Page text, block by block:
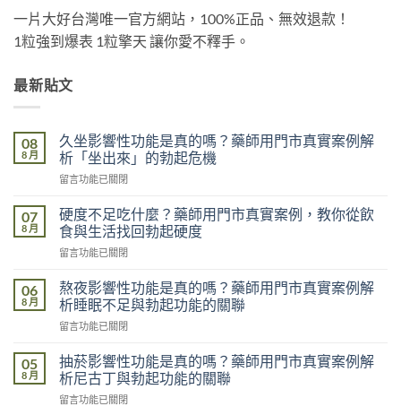
一片大好台灣唯一官方網站，100%正品、無效退款！
1粒強到爆表 1粒擎天 讓你愛不釋手。
最新貼文
08
8 月
久坐影響性功能是真的嗎？藥師用門市真實案例解
析「坐出來」的勃起危機
在
坐
影
響
性
能
是
真
的
藥
師
門
留言功能已關閉
07
8 月
硬度不足吃什麼？藥師用門市真實案例，教你從飲
食與生活找回勃起硬度
在
度
不
足
吃
麼？
藥
師
用
留言功能已關閉
06
8 月
熬夜影響性功能是真的嗎？藥師用門市真實案例解
析睡眠不足與勃起功能的關聯
在
夜
影
響
性
留言功能已關閉
05
8 月
抽菸影響性功能是真的嗎？藥師用門市真實案例解
析尼古丁與勃起功能的關聯
在
留言功能已關閉